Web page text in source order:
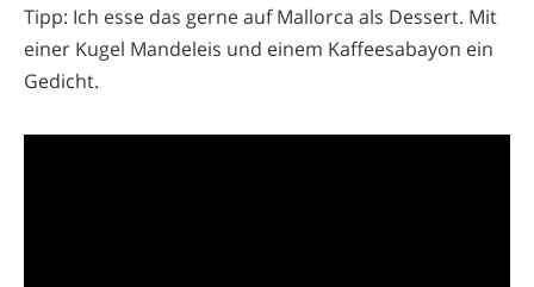
Tipp: Ich esse das gerne auf Mallorca als Dessert. Mit
einer Kugel Mandeleis und einem Kaffeesabayon ein
Gedicht.